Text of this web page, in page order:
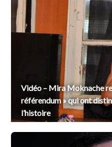
Vidéo – Mira Moknache
référendum » qui ont
l’histoire